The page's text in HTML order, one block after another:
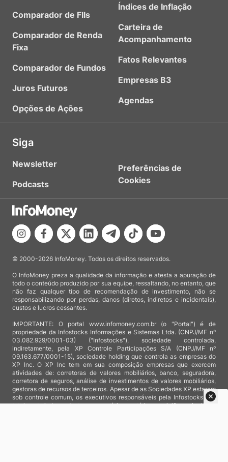
Comparador de FIIs
Comparador de Renda
Fixa
Comparador de Fundos
Juros Futuros
Opções de Ações
Índices de Inflação
Carteira de
Acompanhamento
Fatos Relevantes
Empresas B3
Agendas
Siga
Newsletter
Podcasts
Preferências de
Cookies
© 2000-2026 InfoMoney. Todos os direitos reservados.
O InfoMoney preza a qualidade da informação e atesta a apuração de
todo o conteúdo produzido por sua equipe, ressaltando, no entanto, que
não faz qualquer tipo de recomendação de investimento, não se
responsabilizando por perdas, danos (diretos, indiretos e incidentais),
custos e lucros cessantes.
IMPORTANTE: O portal www.infomoney.com.br (o "Portal") é de
propriedade da Infostocks Informações e Sistemas Ltda. (CNPJ/MF nº
03.082.929/0001-03) ("Infostocks"), sociedade controlada,
indiretamente, pela XP Controle Participações S/A (CNPJ/MF nº
09.163.677/0001-15), sociedade holding que controla as empresas do
XP Inc. O XP Inc tem em sua composição empresas que exercem
atividades de: corretoras de valores mobiliários, banco, seguradora,
corretora de seguros, análise de investimentos de valores mobiliários,
gestoras de recursos de terceiros. Apesar de as Sociedades XP estarem
sob controle comum, os executivos responsáveis pela Infostocks são
totalmente independentes e as notícias, matérias e opiniões veiculadas